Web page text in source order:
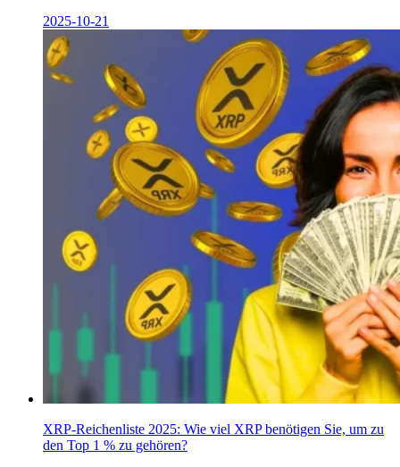
2025-10-21
XRP-Reichenliste 2025: Wie viel XRP benötigen Sie, um zu
den Top 1 % zu gehören?